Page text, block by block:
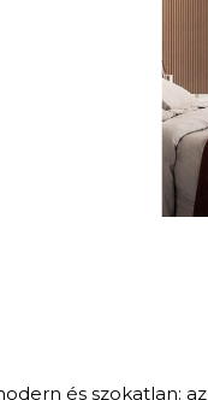
és szokatlan: az